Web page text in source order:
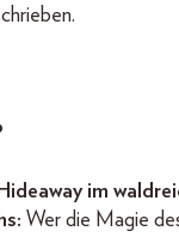
im
Wer die Magie